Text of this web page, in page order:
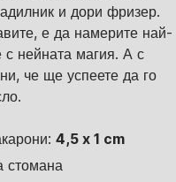
и дори фризер.
е да намерите най-
с нейната магия. А с
че ще успеете да го
4,5 x 1 cm
стомана